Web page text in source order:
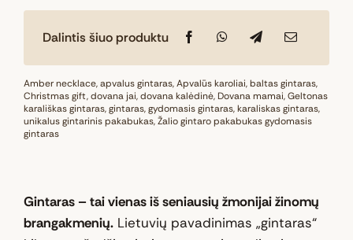
Baltijos
karoliai
„Baltijos
širdis“
Dalintis šiuo produktu
Amber necklace,apvalus gintaras,Apvalūs karoliai,baltas gintaras,
Christmas gift,dovana jai,dovana kalėdinė,Dovana mamai,Geltonas
karališkas gintaras,gintaras,gydomasis gintaras,karaliskas gintaras,
unikalus gintarinis pakabukas,Žalio gintaro pakabukas gydomasis
gintaras
Gintaras – tai vienas iš seniausių žmonijai žinomų
brangakmenių.Lietuvių pavadinimas „gintaras“